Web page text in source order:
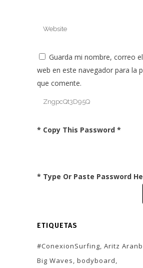
Guarda mi nombre, correo
web en este navegador para la
que comente.
* Copy This Password *
* Type Or Paste Password
ETIQUETAS
#ConexionSurfing Aritz
Big Waves bodyboard